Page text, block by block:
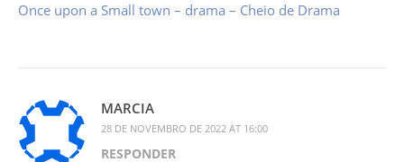
Once upon a Small town – drama – Cheio de Drama
MARCIA
28 DE NOVEMBRO DE 2022 AT 16:00
RESPONDER